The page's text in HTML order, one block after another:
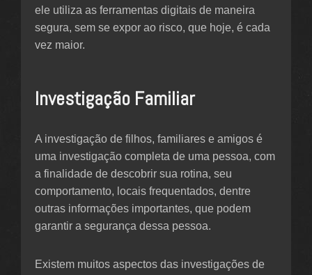
ele utiliza as ferramentas digitais de maneira
segura, sem se expor ao risco, que hoje, é cada
vez maior.
Investigação Familiar
A investigação de filhos, familiares e amigos é
uma investigação completa de uma pessoa, com
a finalidade de descobrir sua rotina, seu
comportamento, locais frequentados, dentre
outras informações importantes, que podem
garantir a segurança dessa pessoa.
Existem muitos aspectos das investigações de